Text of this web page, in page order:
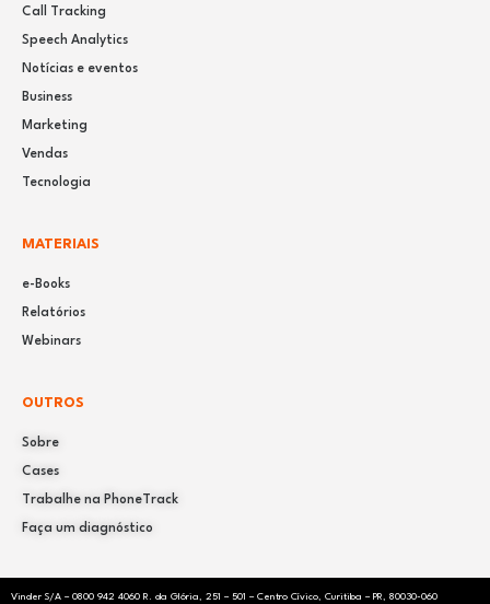
Call Tracking
Speech Analytics
Notícias e eventos
Business
Marketing
Vendas
Tecnologia
MATERIAIS
e-Books
Relatórios
Webinars
OUTROS
Sobre
Cases
Trabalhe na PhoneTrack
Faça um diagnóstico
Vinder S/A – 0800 942 4060 R. da Glória, 251 – 501 – Centro Cívico, Curitiba – PR, 80030-060